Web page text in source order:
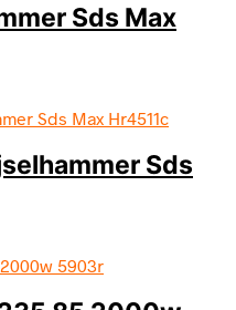
Sds Max
Sds